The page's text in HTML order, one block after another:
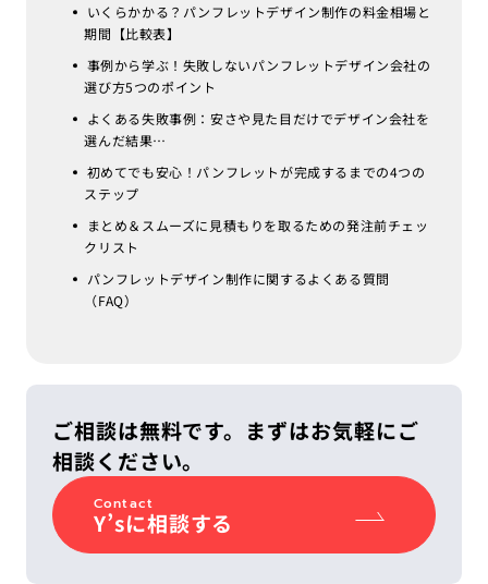
いくらかかる？パンフレットデザイン制作の料金相場と
期間【比較表】
事例から学ぶ！失敗しないパンフレットデザイン会社の
選び方5つのポイント
よくある失敗事例：安さや見た目だけでデザイン会社を
選んだ結果…
初めてでも安心！パンフレットが完成するまでの4つの
ステップ
まとめ＆スムーズに見積もりを取るための発注前チェッ
クリスト
パンフレットデザイン制作に関するよくある質問
（FAQ）
ご相談は無料です。まずはお気軽にご
相談ください。
Contact
Y’sに相談する